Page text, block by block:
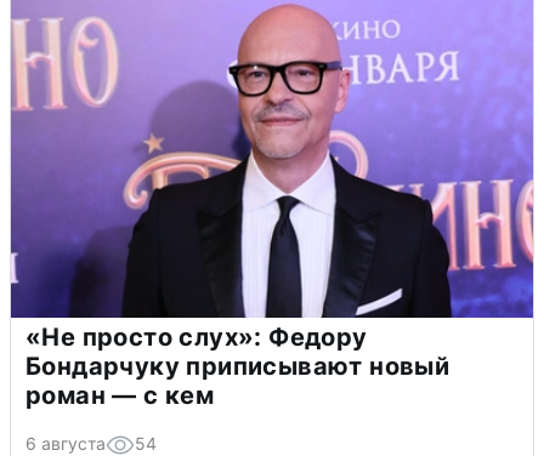
«Не просто слух»: Федору
Бондарчуку приписывают новый
роман — с кем
6 августа 54